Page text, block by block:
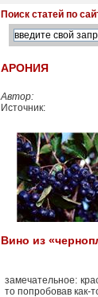
Поиск статей по
АРОНИЯ
Автор:
Источник:
Вино из
замечательное:
то попробовав как-